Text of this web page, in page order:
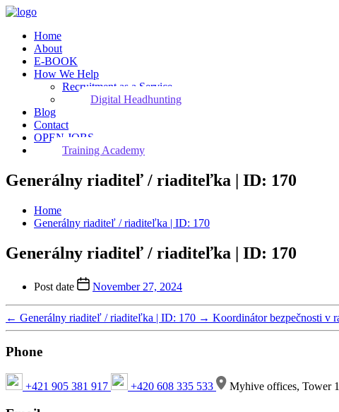
Home
About
E-BOOK
How We Help
Recruitment as a Service
Digital Headhunting
Blog
Contact
OPEN JOBS
Training Academy
Generálny riaditeľ / riaditeľka | ID: 170
Home
Generálny riaditeľ / riaditeľka | ID: 170
Generálny riaditeľ / riaditeľka | ID: 170
Post date November 27, 2024
← Generálny riaditeľ / riaditeľka | ID: 170 → Koordinátor bezpečnosti v
Phone
+421 905 381 917 +420 608 335 533 Myhive offices, Tower